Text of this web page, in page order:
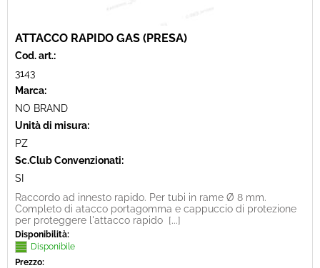
ATTACCO RAPIDO GAS (PRESA)
Cod. art.:
3143
Marca:
NO BRAND
Unità di misura:
PZ
Sc.Club Convenzionati:
SI
Raccordo ad innesto rapido. Per tubi in rame Ø 8 mm.
Completo di atacco portagomma e cappuccio di protezione
per proteggere l'attacco rapido [...]
Disponibilità:
Disponibile
Prezzo: